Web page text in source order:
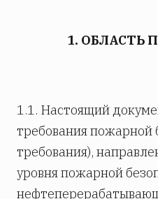
1. ОБЛАСТЬ
1.1. Настоящий
требования пожарной
требования),
уровня пожарной